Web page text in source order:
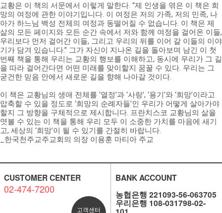
교황은 이 책의 서문에서 이렇게 말한다. “제 인생을 엮은 이 책은 희
망의 여정에 관한 이야기입니다. 이 여정은 저의 가족, 저의 민족, 나
아가 하느님 백성 전체의 여정과 동떨어질 수 없습니다. 이 책은 제
삶의 모든 페이지와 모든 순간 속에서 저와 함께 여정을 걸어온 이들,
우리보다 먼저 걸어간 이들, 그리고 우리의 뒤를 이어 갈 이들의 이야
기가 담겨 있습니다.” 그가 자신이 지나온 길을 돌아보며 남긴 이 첫
번째 책을 통해 우리는 교황의 행보를 이해하고, 동시에 우리가 그 길
을 따라 걸어간다면 어떤 미래를 맞이할지 꿈꿀 수 있다. 우리는 그
굳건한 믿음 안에서 새로운 길을 향해 나아갈 것이다.
이 책은 교황님의 생애 전체를 ‘열정’과 ‘사랑’, ‘용기’와 ‘희망’이라고
압축할 수 있을 정도로 ‘희망의 순례자들’인 우리가 어떻게 살아가야
할지 그 방향을 구체적으로 제시합니다. 프란치스코 교황님의 삶을
엿볼 수 있는 이 책을 통해 우리 모두 이 소중한 가치를 마음에 새기
고, 세상의 ‘희망’이 될 수 있기를 간절히 바랍니다.
_한국천주교주교회의 의장 이용훈 마티아 주교
CUSTOMER CENTER
02-474-7200
고객센터
BANK ACCOUNT
농협은행 221093-56-063705
우리은행 108-031798-02-